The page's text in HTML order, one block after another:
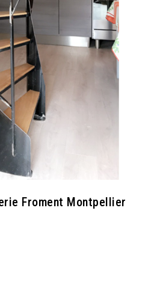
Froment Montpellier